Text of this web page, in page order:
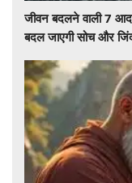
जीवन बदलने वाली 7
बदल जाएगी सोच और